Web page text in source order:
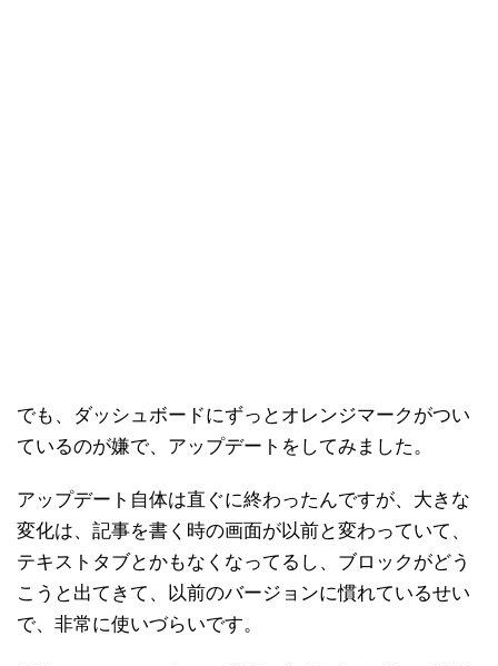
でも、ダッシュボードにずっとオレンジマークがつい
ているのが嫌で、アップデートをしてみました。
アップデート自体は直ぐに終わったんですが、大きな
変化は、記事を書く時の画面が以前と変わっていて、
テキストタブとかもなくなってるし、ブロックがどう
こうと出てきて、以前のバージョンに慣れているせい
で、非常に使いづらいです。